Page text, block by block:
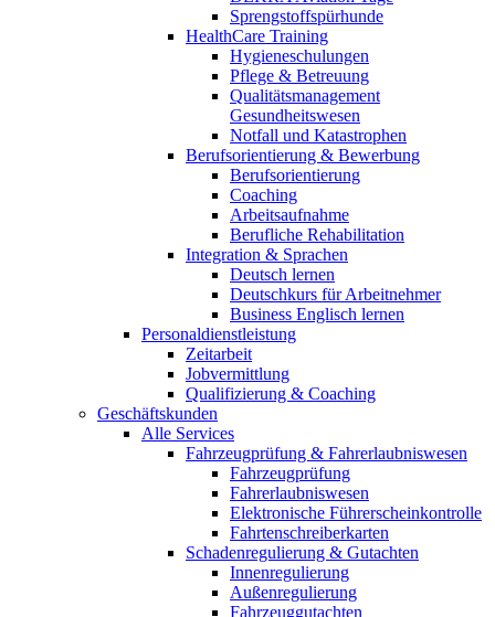
Sprengstoffspürhunde
HealthCare Training
Hygieneschulungen
Pflege & Betreuung
Qualitätsmanagement
Gesundheitswesen
Notfall und Katastrophen
Berufsorientierung & Bewerbung
Berufsorientierung
Coaching
Arbeitsaufnahme
Berufliche Rehabilitation
Integration & Sprachen
Deutsch lernen
Deutschkurs für Arbeitnehmer
Business Englisch lernen
Personaldienstleistung
Zeitarbeit
Jobvermittlung
Qualifizierung & Coaching
Geschäftskunden
Alle Services
Fahrzeugprüfung & Fahrerlaubniswesen
Fahrzeugprüfung
Fahrerlaubniswesen
Elektronische Führerscheinkontrolle
Fahrtenschreiberkarten
Schadenregulierung & Gutachten
Innenregulierung
Außenregulierung
Fahrzeuggutachten